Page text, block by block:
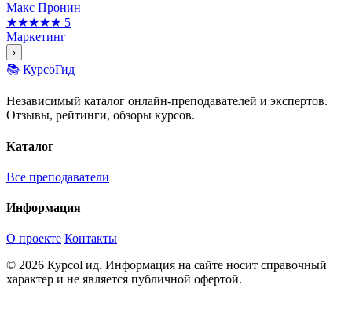
Макс Пронин
★★★★★ 5
Маркетинг
›
📚 КурсоГид
Независимый каталог онлайн-преподавателей и экспертов.
Отзывы, рейтинги, обзоры курсов.
Каталог
Все преподаватели
Информация
О проекте Контакты
© 2026 КурсоГид. Информация на сайте носит справочный
характер и не является публичной офертой.